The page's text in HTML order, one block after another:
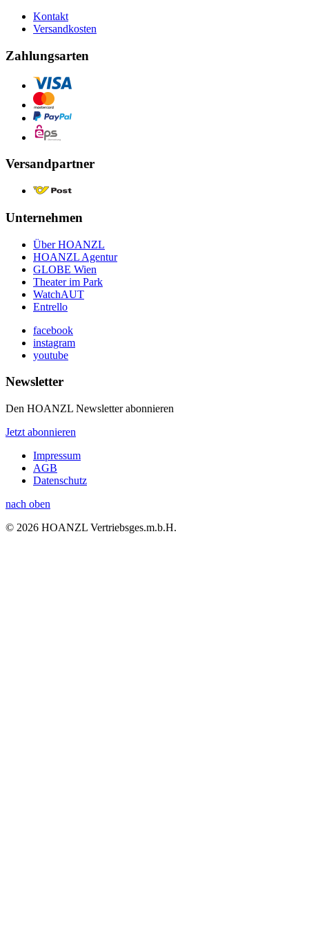
Kontakt
Versandkosten
Zahlungsarten
Versandpartner
Unternehmen
Über HOANZL
HOANZL Agentur
GLOBE Wien
Theater im Park
WatchAUT
Entrello
facebook
instagram
youtube
Newsletter
Den HOANZL Newsletter abonnieren
Jetzt abonnieren
Impressum
AGB
Datenschutz
nach oben
© 2026 HOANZL Vertriebsges.m.b.H.